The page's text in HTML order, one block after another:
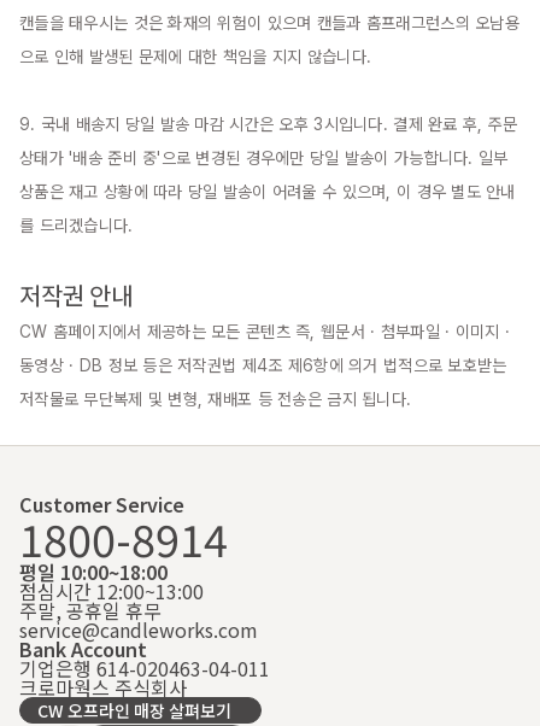
캔들을 태우시는 것은 화재의 위험이 있으며 캔들과 홈프래그런스의 오남용
으로 인해 발생된 문제에 대한 책임을 지지 않습니다.
9. 국내 배송지 당일 발송 마감 시간은 오후 3시입니다. 결제 완료 후, 주문
상태가 '배송 준비 중'으로 변경된 경우에만 당일 발송이 가능합니다. 일부
상품은 재고 상황에 따라 당일 발송이 어려울 수 있으며, 이 경우 별도 안내
를 드리겠습니다.
저작권 안내
CW 홈페이지에서 제공하는 모든 콘텐츠 즉, 웹문서 · 첨부파일 · 이미지 ·
동영상 · DB 정보 등은 저작권법 제4조 제6항에 의거 법적으로 보호받는
저작물로 무단복제 및 변형, 재배포 등 전송은 금지 됩니다.
Customer Service
1800-8914
평일 10:00~18:00
점심시간 12:00~13:00
주말, 공휴일 휴무
service@candleworks.com
Bank Account
기업은행 614-020463-04-011
크로마웍스 주식회사
CW 오프라인 매장 살펴보기